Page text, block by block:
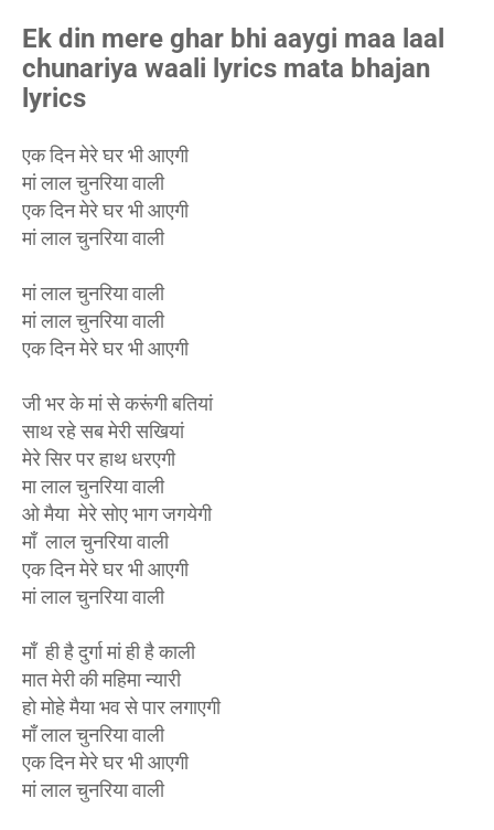
Ek din mere ghar bhi aaygi maa laal
chunariya waali lyrics mata bhajan
lyrics
एक दिन मेरे घर भी आएगी
मां लाल चुनरिया वाली
एक दिन मेरे घर भी आएगी
मां लाल चुनरिया वाली
मां लाल चुनरिया वाली
मां लाल चुनरिया वाली
एक दिन मेरे घर भी आएगी
जी भर के मां से करूंगी बतियां
साथ रहे सब मेरी सखियां
मेरे सिर पर हाथ धरएगी
मा लाल चुनरिया वाली
ओ मैया मेरे सोए भाग जगयेगी
माँ लाल चुनरिया वाली
एक दिन मेरे घर भी आएगी
मां लाल चुनरिया वाली
माँ ही है दुर्गा मां ही है काली
मात मेरी की महिमा न्यारी
हो मोहे मैया भव से पार लगाएगी
माँ लाल चुनरिया वाली
एक दिन मेरे घर भी आएगी
मां लाल चुनरिया वाली